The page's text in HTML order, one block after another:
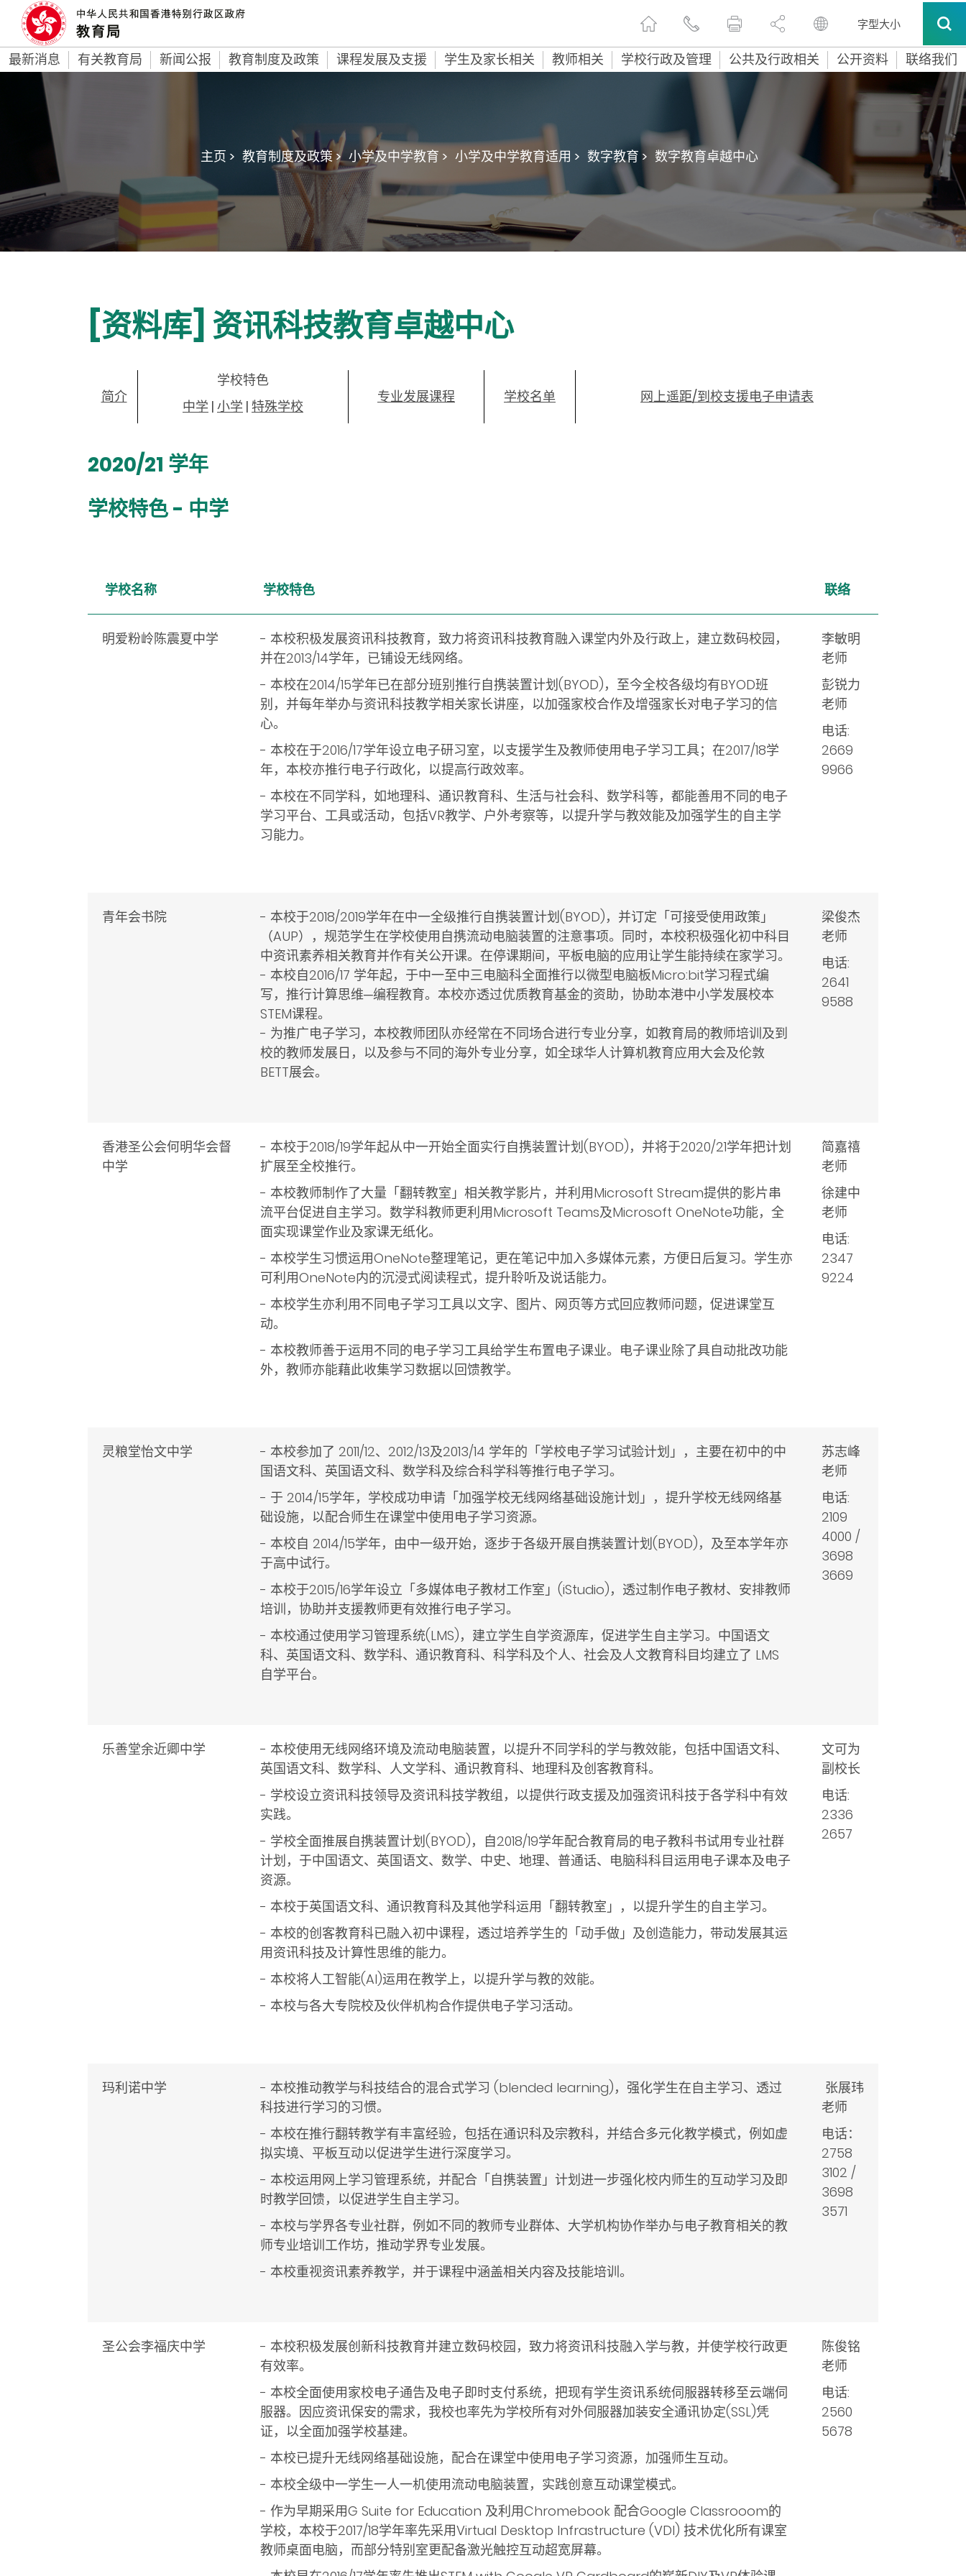
字型大小
最新消息 有关教育局 新闻公报 教育制度及政策 课程发展及支援 学生及家长相关 教师相关 学校行政及管理 公共及行政相关 公开资料 联络我们
主页 > 教育制度及政策 > 小学及中学教育 > 小学及中学教育适用 > 数字教育 > 数字教育卓越中心
[资料库] 资讯科技教育卓越中心
简介
学校特色
中学 | 小学 | 特殊学校
专业发展课程 学校名单 网上遥距/到校支援电子申请表
2020/21 学年
学校特色 - 中学
学校名称 学校特色 联络
明爱粉岭陈震夏中学
- 本校积极发展资讯科技教育，致力将资讯科技教育融入课堂内外及行政上，建立数码校园，
并在2013/14学年，已铺设无线网络。
- 本校在2014/15学年已在部分班别推行自携装置计划(BYOD)，至今全校各级均有BYOD班
别，并每年举办与资讯科技教学相关家长讲座，以加强家校合作及增强家长对电子学习的信
心。
- 本校在于2016/17学年设立电子研习室，以支援学生及教师使用电子学习工具；在2017/18学
年，本校亦推行电子行政化，以提高行政效率。
- 本校在不同学科，如地理科、通识教育科、生活与社会科、数学科等，都能善用不同的电子
学习平台、工具或活动，包括VR教学、户外考察等，以提升学与教效能及加强学生的自主学
习能力。
李敏明
老师
彭锐力
老师
电话:
2669
9966
青年会书院
- 本校于2018/2019学年在中一全级推行自携装置计划(BYOD)，并订定「可接受使用政策」
（AUP），规范学生在学校使用自携流动电脑装置的注意事项。同时，本校积极强化初中科目
中资讯素养相关教育并作有关公开课。在停课期间，平板电脑的应用让学生能持续在家学习。
- 本校自2016/17 学年起，于中一至中三电脑科全面推行以微型电脑板Micro:bit学习程式编
写，推行计算思维─编程教育。本校亦透过优质教育基金的资助，协助本港中小学发展校本
STEM课程。
- 为推广电子学习，本校教师团队亦经常在不同场合进行专业分享，如教育局的教师培训及到
校的教师发展日，以及参与不同的海外专业分享，如全球华人计算机教育应用大会及伦敦
BETT展会。
梁俊杰
老师
电话:
2641
9588
香港圣公会何明华会督
中学
- 本校于2018/19学年起从中一开始全面实行自携装置计划(BYOD)，并将于2020/21学年把计划
扩展至全校推行。
- 本校教师制作了大量「翻转教室」相关教学影片，并利用Microsoft Stream提供的影片串
流平台促进自主学习。数学科教师更利用Microsoft Teams及Microsoft OneNote功能，全
面实现课堂作业及家课无纸化。
- 本校学生习惯运用OneNote整理笔记，更在笔记中加入多媒体元素，方便日后复习。学生亦
可利用OneNote内的沉浸式阅读程式，提升聆听及说话能力。
- 本校学生亦利用不同电子学习工具以文字、图片、网页等方式回应教师问题，促进课堂互
动。
- 本校教师善于运用不同的电子学习工具给学生布置电子课业。电子课业除了具自动批改功能
外，教师亦能藉此收集学习数据以回馈教学。
简嘉禧
老师
徐建中
老师
电话:
2347
9224
灵粮堂怡文中学
- 本校参加了 2011/12、2012/13及2013/14 学年的「学校电子学习试验计划」，主要在初中的中
国语文科、英国语文科、数学科及综合科学科等推行电子学习。
- 于 2014/15学年，学校成功申请「加强学校无线网络基础设施计划」，提升学校无线网络基
础设施，以配合师生在课堂中使用电子学习资源。
- 本校自 2014/15学年，由中一级开始，逐步于各级开展自携装置计划(BYOD)，及至本学年亦
于高中试行。
- 本校于2015/16学年设立「多媒体电子教材工作室」(iStudio)，透过制作电子教材、安排教师
培训，协助并支援教师更有效推行电子学习。
- 本校通过使用学习管理系统(LMS)，建立学生自学资源库，促进学生自主学习。中国语文
科、英国语文科、数学科、通识教育科、科学科及个人、社会及人文教育科目均建立了 LMS
自学平台。
苏志峰
老师
电话:
2109
4000 /
3698
3669
乐善堂余近卿中学
- 本校使用无线网络环境及流动电脑装置，以提升不同学科的学与教效能，包括中国语文科、
英国语文科、数学科、人文学科、通识教育科、地理科及创客教育科。
- 学校设立资讯科技领导及资讯科技学教组，以提供行政支援及加强资讯科技于各学科中有效
实践。
- 学校全面推展自携装置计划(BYOD)，自2018/19学年配合教育局的电子教科书试用专业社群
计划，于中国语文、英国语文、数学、中史、地理、普通话、电脑科科目运用电子课本及电子
资源。
- 本校于英国语文科、通识教育科及其他学科运用「翻转教室」，以提升学生的自主学习。
- 本校的创客教育科已融入初中课程，透过培养学生的「动手做」及创造能力，带动发展其运
用资讯科技及计算性思维的能力。
- 本校将人工智能(AI)运用在教学上，以提升学与教的效能。
- 本校与各大专院校及伙伴机构合作提供电子学习活动。
文可为
副校长
电话:
2336
2657
玛利诺中学
- 本校推动教学与科技结合的混合式学习 (blended learning)，强化学生在自主学习、透过
科技进行学习的习惯。
- 本校在推行翻转教学有丰富经验，包括在通识科及宗教科，并结合多元化教学模式，例如虚
拟实境、平板互动以促进学生进行深度学习。
- 本校运用网上学习管理系统，并配合「自携装置」计划进一步强化校内师生的互动学习及即
时教学回馈，以促进学生自主学习。
- 本校与学界各专业社群，例如不同的教师专业群体、大学机构协作举办与电子教育相关的教
师专业培训工作坊，推动学界专业发展。
- 本校重视资讯素养教学，并于课程中涵盖相关内容及技能培训。
张展玮
老师
电话：
2758
3102 /
3698
3571
圣公会李福庆中学
- 本校积极发展创新科技教育并建立数码校园，致力将资讯科技融入学与教，并使学校行政更
有效率。
- 本校全面使用家校电子通告及电子即时支付系统，把现有学生资讯系统伺服器转移至云端伺
服器。因应资讯保安的需求，我校也率先为学校所有对外伺服器加装安全通讯协定(SSL)凭
证， 以全面加强学校基建。
- 本校已提升无线网络基础设施，配合在课堂中使用电子学习资源，加强师生互动。
- 本校全级中一学生一人一机使用流动电脑装置，实践创意互动课堂模式。
- 作为早期采用G Suite for Education 及利用Chromebook 配合Google Classrooom的
学校，本校于2017/18学年率先采用Virtual Desktop Infrastructure (VDI) 技术优化所有课室
教师桌面电脑，而部分特别室更配备激光触控互动超宽屏幕。
陈俊铭
老师
电话:
2560
5678